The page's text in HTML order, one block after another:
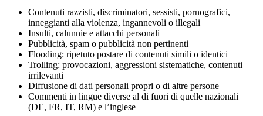
Contenuti razzisti, discriminatori, sessisti, pornografici,
inneggianti alla violenza, ingannevoli o illegali
Insulti, calunnie e attacchi personali
Pubblicità, spam o pubblicità non pertinenti
Flooding: ripetuto postare di contenuti simili o identici
Trolling: provocazioni, aggressioni sistematiche, contenuti
irrilevanti
Diffusione di dati personali propri o di altre persone
Commenti in lingue diverse al di fuori di quelle nazionali
(DE, FR, IT, RM) e l’inglese